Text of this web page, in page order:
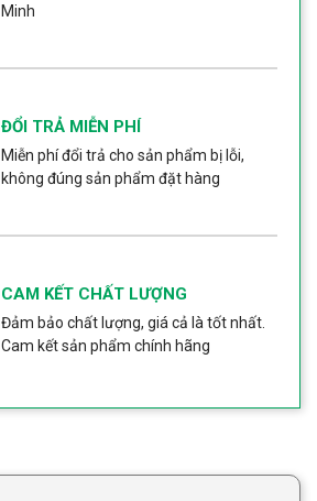
Minh
ĐỔI TRẢ MIỄN PHÍ
Miễn phí đổi trả cho sản phẩm bị lỗi,
không đúng sản phẩm đặt hàng
CAM KẾT CHẤT LƯỢNG
Đảm bảo chất lượng, giá cả là tốt nhất.
Cam kết sản phẩm chính hãng